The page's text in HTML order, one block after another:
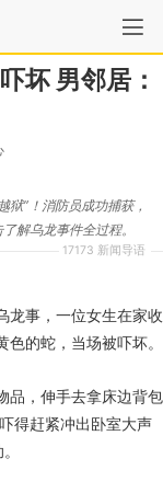
坏 男邻居：
17173 新闻导语
狱”！消防员成功捕获，
解乌龙事件全过程。
龙事，一位女生在家收
的蛇，当场被吓坏。
品，伸手去拿床边背包
得赶紧冲出卧室大声